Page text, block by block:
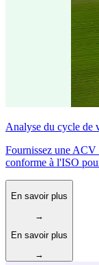
Analyse du cycle de
Fournissez une ACV
conforme à l'ISO
En savoir plus
→
En savoir plus
→